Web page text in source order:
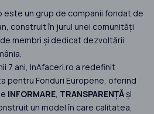
este un grup de companii fondat de
construit în jurul unei comunități
membri și dedicat dezvoltării
7 ani, InAfaceri.ro a redefinit
pentru Fonduri Europene, oferind
INFORMARE, TRANSPARENȚĂși
un model în care calitatea,